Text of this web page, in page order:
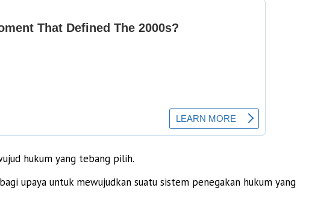
hukum yang tebang pilih.
upaya untuk mewujudkan suatu sistem penegakan hukum yang